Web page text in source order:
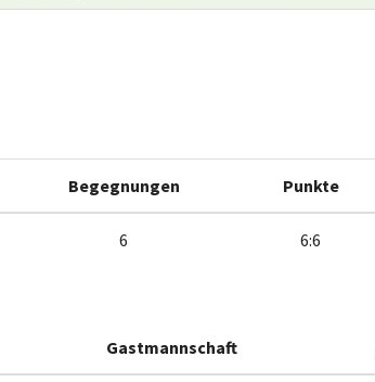
Begegnungen Punkte
6 6:6
Gastmannschaft